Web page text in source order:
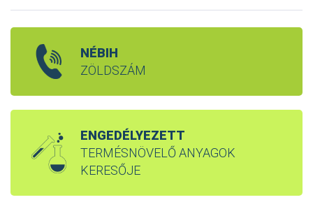
NÉBIH
ZÖLDSZÁM
ENGEDÉLYEZETT
TERMÉSNÖVELŐ ANYAGOK
KERESŐJE